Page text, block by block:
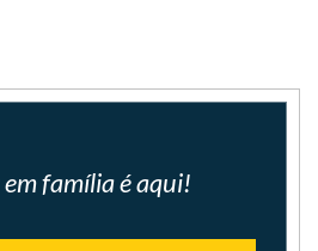
família é aqui!